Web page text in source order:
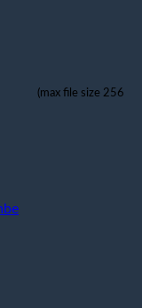
(max file size 256